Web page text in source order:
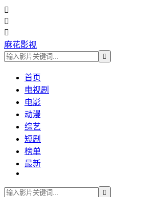



麻花影视

首页
电视剧
电影
动漫
综艺
短剧
榜单
最新
